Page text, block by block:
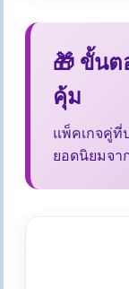
🎁 ขั้น
คุ้ม
แพ็คเกจคู่ที่
ยอดนิยมจา